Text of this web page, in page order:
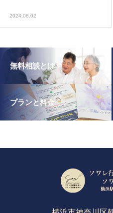
2024.08.02
無料相談とは
プランと料金